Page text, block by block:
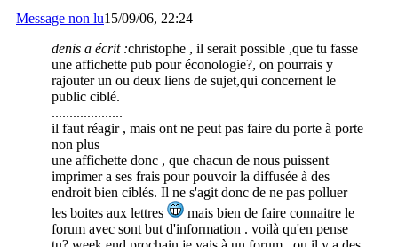
Message non lu15/09/06, 22:24
denis a écrit :christophe , il serait possible ,que tu fasse
une affichette pub pour éconologie?, on pourrais y
rajouter un ou deux liens de sujet,qui concernent le
public ciblé.
....................
il faut réagir , mais ont ne peut pas faire du porte à porte
non plus
une affichette donc , que chacun de nous puissent
imprimer a ses frais pour pouvoir la diffusée à des
endroit bien ciblés. Il ne s'agit donc de ne pas polluer
les boites aux lettres
mais bien de faire connaitre le
forum avec sont but d'information . voilà qu'en pense